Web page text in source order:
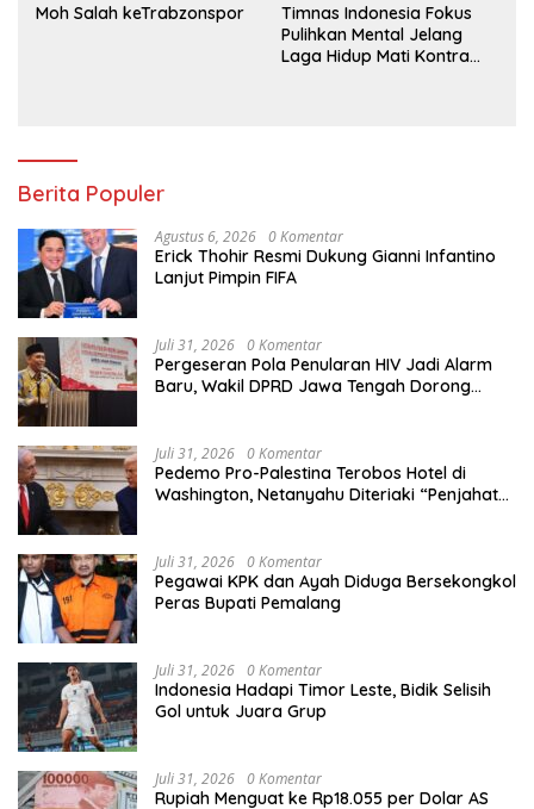
Moh Salah keTrabzonspor
Timnas Indonesia Fokus
Pulihkan Mental Jelang
Laga Hidup Mati Kontra
Berita Populer
Agustus 6, 2026 0 Komentar
Erick Thohir Resmi Dukung Gianni Infantino
Lanjut Pimpin FIFA
Juli 31, 2026 0 Komentar
Pergeseran Pola Penularan HIV Jadi Alarm
Baru, Wakil DPRD Jawa Tengah Dorong
Juli 31, 2026 0 Komentar
Pedemo Pro-Palestina Terobos Hotel di
Washington, Netanyahu Diteriaki “Penjahat
Juli 31, 2026 0 Komentar
Pegawai KPK dan Ayah Diduga Bersekongkol
Peras Bupati Pemalang
Juli 31, 2026 0 Komentar
Indonesia Hadapi Timor Leste, Bidik Selisih
Gol untuk Juara Grup
Juli 31, 2026 0 Komentar
Rupiah Menguat ke Rp18.055 per Dolar AS